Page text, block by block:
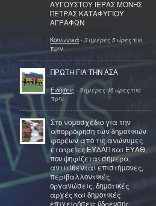
ΑΥΓΟΥΣΤΟΥ ΙΕΡΑΣ ΜΟΝΗΣ
ΠΕΤΡΑΣ ΚΑΤΑΦΥΓΙΟΥ
ΑΓΡΑΦΩΝ
Κοινωνικά - 3 ημέρες 5 ώρες πιο
πριν
ΠΡΩΤΗ ΓΙΑ ΤΗΝ ΑΣΑ
Ειδήσεις - 3 ημέρες 16 ώρες πιο
πριν
Στο νομοσχέδιο για την
απορρόφηση των δημοτικών
φορέων από τις ανώνυμες
εταιρείες ΕΥΔΑΠ και ΕΥΑΘ,
που ψηφίζεται σήμερα,
αντιτίθενται επιστήμονες,
περιβαλλοντικές
οργανώσεις, δημοτικές
αρχές και δημοτικές
επιχειρήσεις ύδρευσης